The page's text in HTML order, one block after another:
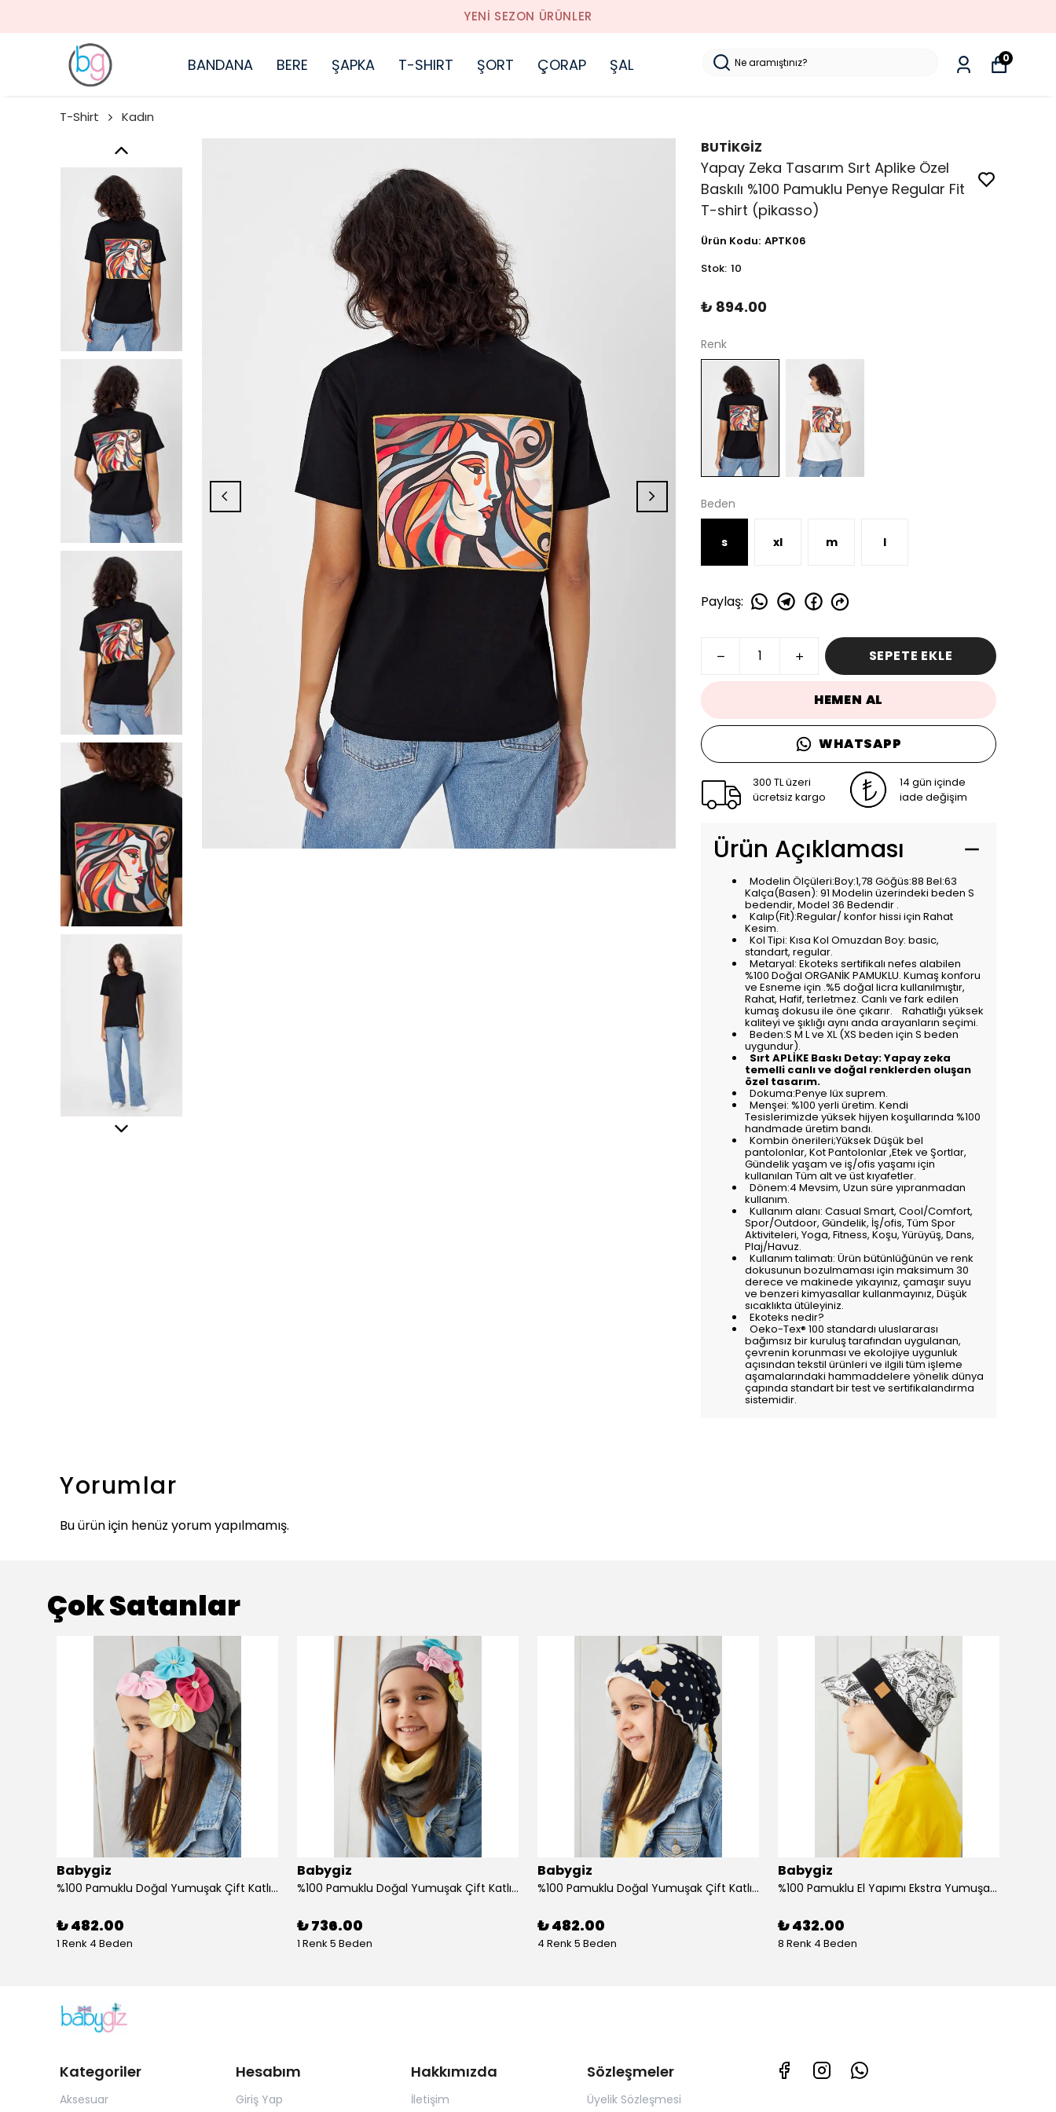
YENI SEZON ÜRÜNLER
BANDANA BERE ŞAPKA T-SHIRT ŞORT ÇORAP ŞAL 0
T-Shirt Kadın
BUTİKGİZ
Yapay Zeka Tasarım Sırt Aplike Özel
Baskılı %100 Pamuklu Penye Regular Fit
T-shirt (pikasso)
Ürün Kodu: APTK06
Stok: 10
₺ 894.00
Renk
Beden
s xl m l
Paylaş:
SEPETE EKLE
HEMEN AL
WHATSAPP
300 TL üzeri
ücretsiz kargo
14 gün içinde
iade değişim
Ürün Açıklaması
Modelin Ölçüleri:Boy:1,78 Göğüs:88 Bel:63
Kalça(Basen): 91 Modelin üzerindeki beden S
bedendir, Model 36 Bedendir .
Kalıp(Fit):Regular/ konfor hissi için Rahat
Kesim.
Kol Tipi: Kısa Kol Omuzdan Boy: basic,
standart, regular.
Metaryal: Ekoteks sertifikalı nefes alabilen
%100 Doğal ORGANİK PAMUKLU. Kumaş konforu
ve Esneme için .%5 doğal licra kullanılmıştır,
Rahat, Hafif, terletmez. Canlı ve fark edilen
kumaş dokusu ile öne çıkarır. Rahatlığı yüksek
kaliteyi ve şıklığı aynı anda arayanların seçimi.
Beden:S M L ve XL (XS beden için S beden
uygundur).
Sırt APLİKE Baskı Detay: Yapay zeka
temelli canlı ve doğal renklerden oluşan
özel tasarım.
Dokuma:Penye lüx suprem.
Menşei: %100 yerli üretim. Kendi
Tesislerimizde yüksek hijyen koşullarında %100
handmade üretim bandı.
Kombin önerileri;Yüksek Düşük bel
pantolonlar, Kot Pantolonlar ,Etek ve Şortlar,
Gündelik yaşam ve iş/ofis yaşamı için
kullanılan Tüm alt ve üst kıyafetler.
Dönem:4 Mevsim, Uzun süre yıpranmadan
kullanım.
Kullanım alanı: Casual Smart, Cool/Comfort,
Spor/Outdoor, Gündelik, İş/ofis, Tüm Spor
Aktiviteleri, Yoga, Fitness, Koşu, Yürüyüş, Dans,
Plaj/Havuz.
Kullanım talimatı: Ürün bütünlüğünün ve renk
dokusunun bozulmaması için maksimum 30
derece ve makinede yıkayınız, çamaşır suyu
ve benzeri kimyasallar kullanmayınız, Düşük
sıcaklıkta ütüleyiniz.
Ekoteks nedir?
Oeko-Tex® 100 standardı uluslararası
bağımsız bir kuruluş tarafından uygulanan,
çevrenin korunması ve ekolojiye uygunluk
açısından tekstil ürünleri ve ilgili tüm işleme
aşamalarındaki hammaddelere yönelik dünya
çapında standart bir test ve sertifikalandırma
sistemidir.
Yorumlar
Bu ürün için henüz yorum yapılmamış.
Çok Satanlar
Babygiz
%100 Pamuklu Doğal Yumuşak Çift Katlı Penye Füme Çiçekli Kız Çocuk Bebek Şapka Bere
₺ 482.00
1 Renk 4 Beden
Babygiz
%100 Pamuklu Doğal Yumuşak Çift Katlı Penye Kız Çocuk Bebek Bere Boyunluk Set
₺ 736.00
1 Renk 5 Beden
Babygiz
%100 Pamuklu Doğal Yumuşak Çift Katlı Penye Kız Çocuk Bebek Bere
₺ 482.00
4 Renk 5 Beden
Babygiz
%100 Pamuklu El Yapımı Ekstra Yumuşak Bebek Çocuk Vizyerli Siyah Beyaz Desenli Şapka
₺ 432.00
8 Renk 4 Beden
Kategoriler
Aksesuar
Hesabım
Giriş Yap
Hakkımızda
İletişim
Sözleşmeler
Üyelik Sözleşmesi